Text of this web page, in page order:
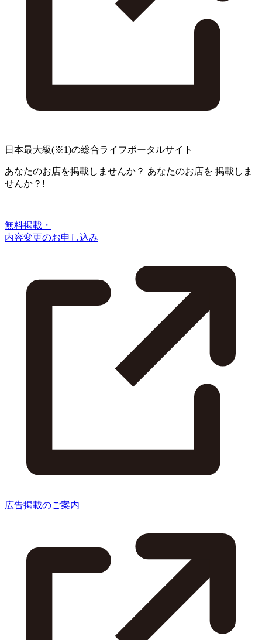
日本最大級(※1)の総合ライフポータルサイト
あなたのお店を掲載しませんか？ あなたのお店を 掲載しま
せんか？!
無料掲載・
内容変更のお申し込み
広告掲載のご案内